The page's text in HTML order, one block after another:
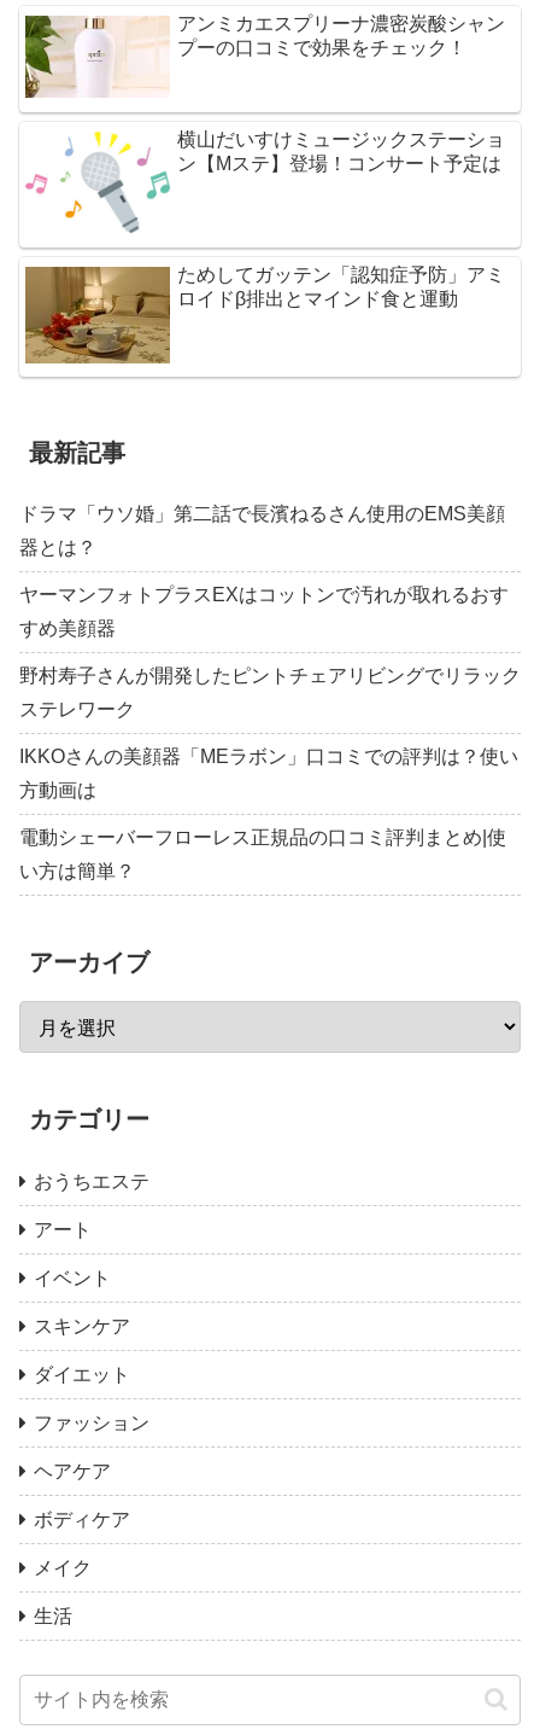
アンミカエスプリーナ濃密炭酸シャン
プーの口コミで効果をチェック！
横山だいすけミュージックステーショ
ン【Mステ】登場！コンサート予定は
ためしてガッテン「認知症予防」アミ
ロイドβ排出とマインド食と運動
最新記事
ドラマ「ウソ婚」第二話で長濱ねるさん使用のEMS美顔
器とは？
ヤーマンフォトプラスEXはコットンで汚れが取れるおす
すめ美顔器
野村寿子さんが開発したピントチェアリビングでリラック
ステレワーク
IKKOさんの美顔器「MEラボン」口コミでの評判は？使い
方動画は
電動シェーバーフローレス正規品の口コミ評判まとめ|使
い方は簡単？
アーカイブ
カテゴリー
おうちエステ
アート
イベント
スキンケア
ダイエット
ファッション
ヘアケア
ボディケア
メイク
生活